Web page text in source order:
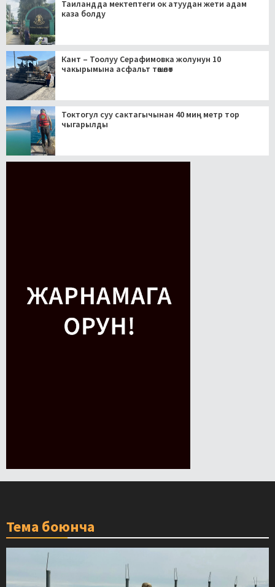
Таиландда мектептеги ок атуудан жети адам
каза болду
Кант – Тоолуу Серафимовка жолунун 10
чакырымына асфальт төшөлөт
Токтогул суу сактагычынан 40 миң метр тор
чыгарылды
Тема боюнча